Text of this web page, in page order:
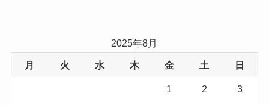
2025年8月
月 火 水 木 金 土 日
1 2 3